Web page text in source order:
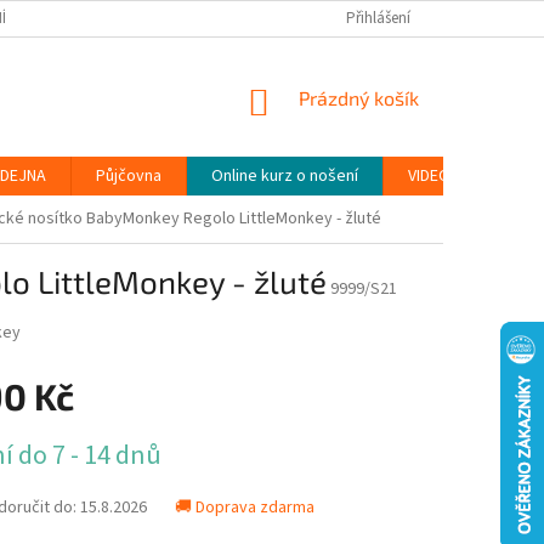
PODMÍNKY OCHRANY OSOBNÍCH ÚDAJŮ (GDPR)
Přihlášení
NÁKUPNÍ
Prázdný košík
Půjčovna Online kurz o nošení
VIDEONÁVODY
nosítko BabyMonkey Regolo LittleMonkey - žluté
LittleMonkey - žluté 9999/S21
Kč
do 7 - 14 dnů
do: 15.8.2026 🚚 Doprava zdarma